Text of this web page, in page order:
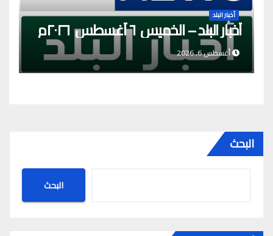
أخبار البلد
أخبار البلد – الخميس ٦ أغسطس ٢٠٢٦م
أغسطس 6, 2026
البحث
البحث